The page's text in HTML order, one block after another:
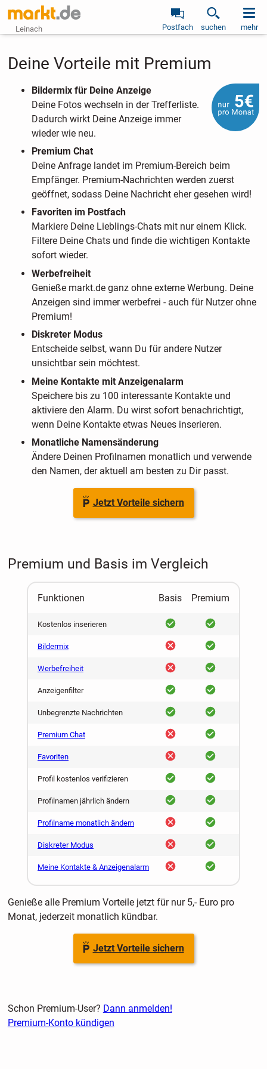
Leinach Postfach suchen mehr
Deine Vorteile mit Premium
Bildermix für Deine Anzeige
Deine Fotos wechseln in der Trefferliste.
Dadurch wirkt Deine Anzeige immer
wieder wie neu.
Premium Chat
Deine Anfrage landet im Premium-Bereich beim
Empfänger. Premium-Nachrichten werden zuerst
geöffnet, sodass Deine Nachricht eher gesehen wird!
Favoriten im Postfach
Markiere Deine Lieblings-Chats mit nur einem Klick.
Filtere Deine Chats und finde die wichtigen Kontakte
sofort wieder.
Werbefreiheit
Genieße markt.de ganz ohne externe Werbung. Deine
Anzeigen sind immer werbefrei - auch für Nutzer ohne
Premium!
Diskreter Modus
Entscheide selbst, wann Du für andere Nutzer
unsichtbar sein möchtest.
Meine Kontakte mit Anzeigenalarm
Speichere bis zu 100 interessante Kontakte und
aktiviere den Alarm. Du wirst sofort benachrichtigt,
wenn Deine Kontakte etwas Neues inserieren.
Monatliche Namensänderung
Ändere Deinen Profilnamen monatlich und verwende
den Namen, der aktuell am besten zu Dir passt.
Jetzt Vorteile sichern
Premium und Basis im Vergleich
Funktionen Basis Premium
Kostenlos inserieren ja ja
Bildermix nein ja
Werbefreiheit nein ja
Anzeigenfilter ja ja
Unbegrenzte Nachrichten ja ja
Premium Chat nein ja
Favoriten nein ja
Profil kostenlos verifizieren ja ja
Profilnamen jährlich ändern ja ja
Profilname monatlich ändern nein ja
Diskreter Modus nein ja
Meine Kontakte & Anzeigenalarm nein ja
Genieße alle Premium Vorteile jetzt für nur 5,- Euro pro
Monat, jederzeit monatlich kündbar.
Jetzt Vorteile sichern
Schon Premium-User? Dann anmelden!
Premium-Konto kündigen